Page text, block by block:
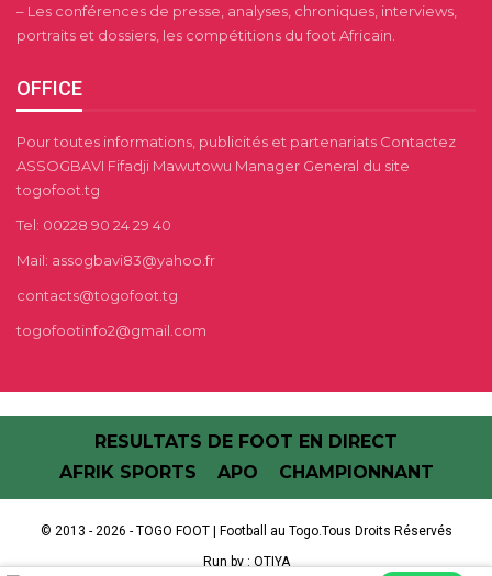
– Les conférences de presse, analyses, chroniques, interviews,
portraits et dossiers, les compétitions du foot Africain.
OFFICE
Pour toutes informations, publicités et partenariats Contactez
ASSOGBAVI Fifadji Mawutowu Manager General du site
togofoot.tg
Tel: 00228 90 24 29 40
Mail: assogbavi83@yahoo.fr
contacts@togofoot.tg
togofootinfo2@gmail.com
RESULTATS DE FOOT EN DIRECT
AFRIK SPORTS
APO CHAMPIONNANT
© 2013 - 2026 - TOGO FOOT | Football au Togo.Tous Droits Réservés
Run by : OTIYA